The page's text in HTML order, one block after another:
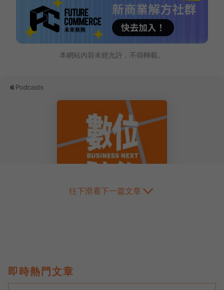
本網站內容未經允許，不得轉載。
往下滑看下一篇文章
即時熱門文章